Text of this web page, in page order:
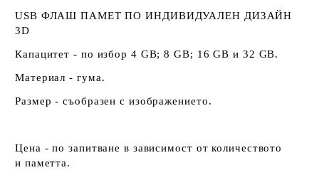
USB ФЛАШ ПАМЕТ ПО ИНДИВИДУАЛЕН ДИЗАЙН
3D
Капацитет - по избор 4 GB; 8 GB; 16 GB и 32 GB.
Материал - гума.
Размер - съобразен с изображението.
Цена - по запитване в зависимост от количеството
и паметта.